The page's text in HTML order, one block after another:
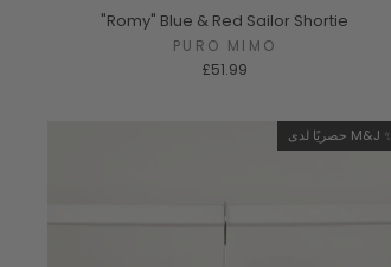
"Romy" Blue & Red Sailor Shortie
PURO MIMO
£51.99
حصريًا لدى M&J ✨